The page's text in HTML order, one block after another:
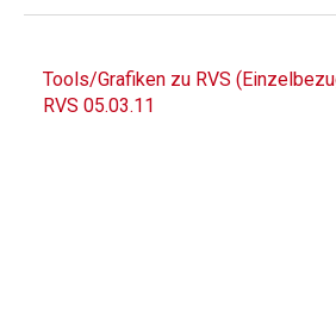
Tools/Grafiken zu RVS
RVS 05.03.11